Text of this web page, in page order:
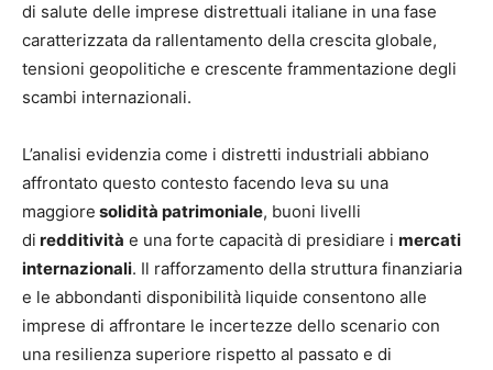
di salute delle imprese distrettuali italiane in una fase
caratterizzata da rallentamento della crescita globale,
tensioni geopolitiche e crescente frammentazione degli
scambi internazionali.
L’analisi evidenzia come i distretti industriali abbiano
affrontato questo contesto facendo leva su una
maggiore solidità patrimoniale, buoni livelli
di redditività e una forte capacità di presidiare i mercati
internazionali. Il rafforzamento della struttura finanziaria
e le abbondanti disponibilità liquide consentono alle
imprese di affrontare le incertezze dello scenario con
una resilienza superiore rispetto al passato e di